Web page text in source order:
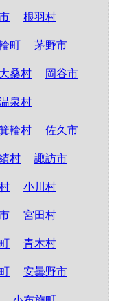
根羽村
町 茅野市
大桑村 岡谷市
泉村
輪村 佐久市
村 諏訪市
小川村
宮田村
青木村
安曇野市